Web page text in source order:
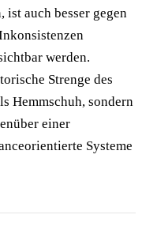
auch besser gegen
werden.
Strenge des
Hemmschuh, sondern
einer
Systeme